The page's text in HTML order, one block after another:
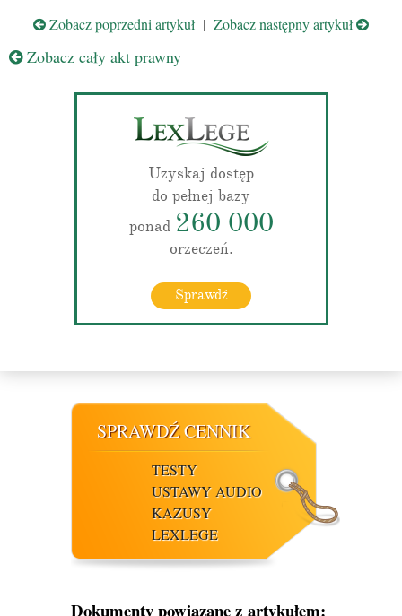
Zobacz poprzedni artykuł | Zobacz następny artykuł
Zobacz cały akt prawny
Uzyskaj dostęp
do pełnej bazy
ponad 260 000
orzeczeń.
Sprawdź
SPRAWDŹ CENNIK
TESTY
USTAWY AUDIO
KAZUSY
LEXLEGE
Dokumenty powiązane z artykułem: